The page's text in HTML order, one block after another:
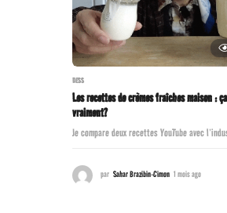
DESS
Les recettes de crèmes fraîches maison :
vraiment?
Je compare deux recettes YouTube avec
par Sahar Brazibin-Cimon 1 mois ago